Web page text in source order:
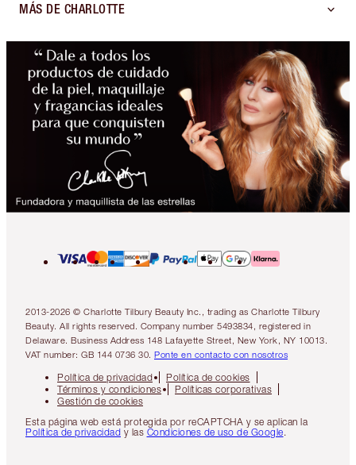
MÁS DE CHARLOTTE
2013-2026 © Charlotte Tilbury Beauty Inc., trading as Charlotte Tilbury
Beauty. All rights reserved. Company number 5493834, registered in
Delaware. Business Address 148 Lafayette Street, New York, NY 10013.
VAT number: GB 144 0736 30. Ponte en contacto con nosotros
Política de privacidad
Política de cookies
Términos y condiciones
Políticas corporativas
Gestión de cookies
Esta página web está protegida por reCAPTCHA y se aplican la
Política de privacidad y las Condiciones de uso de Google.